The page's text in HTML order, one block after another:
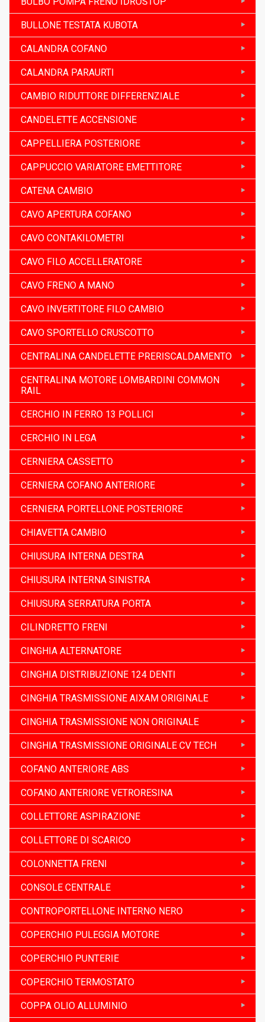
BULLONE TESTATA KUBOTA
CALANDRA COFANO
CALANDRA PARAURTI
CAMBIO RIDUTTORE DIFFERENZIALE
CANDELETTE ACCENSIONE
CAPPELLIERA POSTERIORE
CAPPUCCIO VARIATORE EMETTITORE
CATENA CAMBIO
CAVO APERTURA COFANO
CAVO CONTAKILOMETRI
CAVO FILO ACCELLERATORE
CAVO FRENO A MANO
CAVO INVERTITORE FILO CAMBIO
CAVO SPORTELLO CRUSCOTTO
CENTRALINA CANDELETTE PRERISCALDAMENTO
CENTRALINA MOTORE LOMBARDINI COMMON
RAIL
CERCHIO IN FERRO 13 POLLICI
CERCHIO IN LEGA
CERNIERA CASSETTO
CERNIERA COFANO ANTERIORE
CERNIERA PORTELLONE POSTERIORE
CHIAVETTA CAMBIO
CHIUSURA INTERNA DESTRA
CHIUSURA INTERNA SINISTRA
CHIUSURA SERRATURA PORTA
CILINDRETTO FRENI
CINGHIA ALTERNATORE
CINGHIA DISTRIBUZIONE 124 DENTI
CINGHIA TRASMISSIONE AIXAM ORIGINALE
CINGHIA TRASMISSIONE NON ORIGINALE
CINGHIA TRASMISSIONE ORIGINALE CV TECH
COFANO ANTERIORE ABS
COFANO ANTERIORE VETRORESINA
COLLETTORE ASPIRAZIONE
COLLETTORE DI SCARICO
COLONNETTA FRENI
CONSOLE CENTRALE
CONTROPORTELLONE INTERNO NERO
COPERCHIO PULEGGIA MOTORE
COPERCHIO PUNTERIE
COPERCHIO TERMOSTATO
COPPA OLIO ALLUMINIO